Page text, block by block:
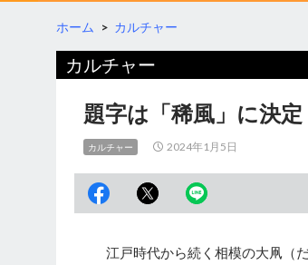
ホーム > カルチャー
カルチャー
題字は「稀風」に決
カルチャー 2024年1月5日
江戸時代から続く相模の大凧（